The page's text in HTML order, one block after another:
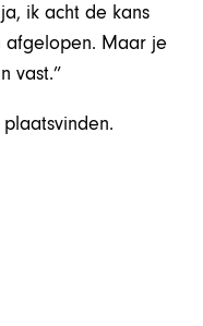
ik acht de kans
afgelopen. Maar je
vast.”